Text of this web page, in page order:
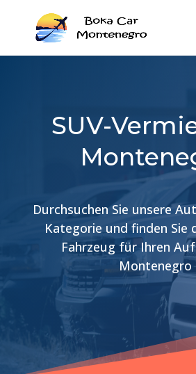
SUV-
Durchsuchen Sie unsere
Kategorie und finden Sie
Fahrzeug für Ihren
Montenegro